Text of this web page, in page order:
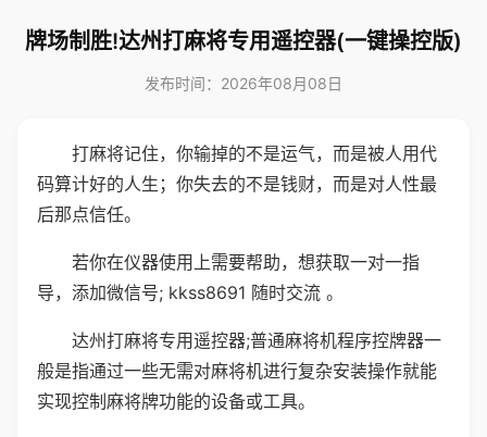
牌场制胜!达州打麻将专用遥控器(一键操控版)
发布时间：2026年08月08日
打麻将记住，你输掉的不是运气，而是被人用代
码算计好的人生；你失去的不是钱财，而是对人性最
后那点信任。
若你在仪器使用上需要帮助，想获取一对一指
导，添加微信号; kkss8691 随时交流 。
达州打麻将专用遥控器;普通麻将机程序控牌器一
般是指通过一些无需对麻将机进行复杂安装操作就能
实现控制麻将牌功能的设备或工具。